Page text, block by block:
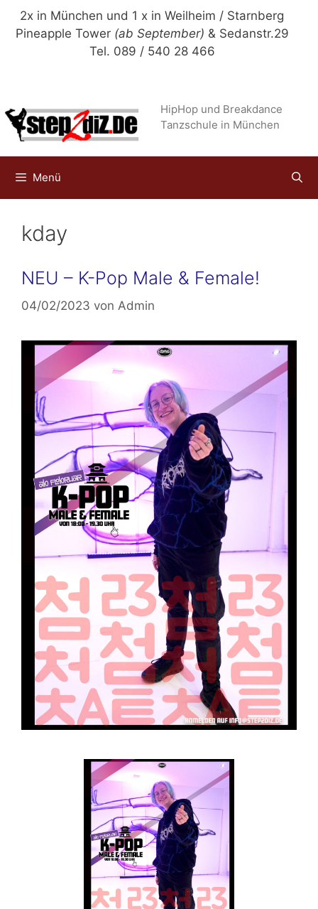
Zum
Inhalt
2x in München und 1 x in Weilheim / Starnberg
Pineapple Tower (ab September) & Sedanstr.29
Tel. 089 / 540 28 466
HipHop und Breakdance
Tanzschule in München
Menü
kday
NEU – K-Pop Male & Female!
04/02/2023 von Admin